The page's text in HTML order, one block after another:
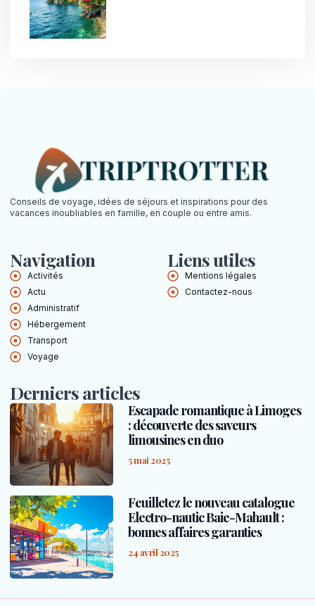
Conseils de voyage, idées de séjours et inspirations pour des
vacances inoubliables en famille, en couple ou entre amis.
Navigation
Activités
Actu
Administratif
Hébergement
Transport
Voyage
Liens utiles
Mentions légales
Contactez-nous
Derniers articles
Escapade romantique à Limoges
: découverte des saveurs
limousines en duo
5 mai 2025
Feuilletez le nouveau catalogue
Electro-nautic Baie-Mahault :
bonnes affaires garanties
24 avril 2025